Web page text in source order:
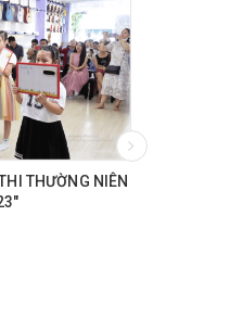
THƯỜNG NIÊN